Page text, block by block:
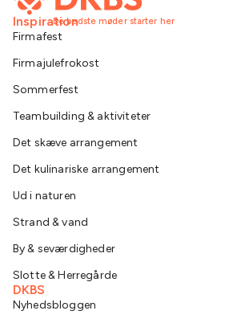
De bedste møder starter her
Inspiration
Firmafest
Firmajulefrokost
Sommerfest
Teambuilding & aktiviteter
Det skæve arrangement
Det kulinariske arrangement
Ud i naturen
Strand & vand
By & seværdigheder
Slotte & Herregårde
DKBS
Nyhedsbloggen